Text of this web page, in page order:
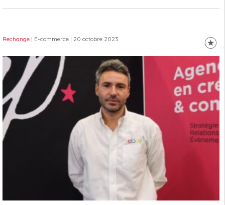
Rechange | E-commerce | 20 octobre 2023